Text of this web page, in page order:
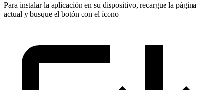
Para instalar la aplicación en su dispositivo, recargue la página
actual y busque el botón con el ícono